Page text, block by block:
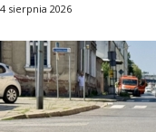
4 sierpnia 2026